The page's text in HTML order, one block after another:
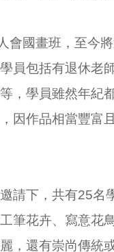
會國畫班，至今
員包括有退休老
，學員雖然年紀
因作品相當豐富
請下，共有25名
筆花卉、寫意花
，還有崇尚傳統